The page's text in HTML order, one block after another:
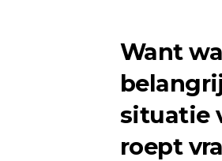
Want
situatie
roept